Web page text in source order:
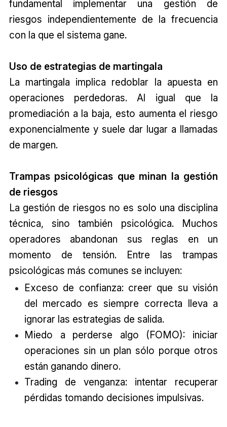
fundamental implementar una gestión de
riesgos independientemente de la frecuencia
con la que el sistema gane.
Uso de estrategias de martingala
La martingala implica redoblar la apuesta en
operaciones perdedoras. Al igual que la
promediación a la baja, esto aumenta el riesgo
exponencialmente y suele dar lugar a llamadas
de margen.
Trampas psicológicas que minan la gestión
de riesgos
La gestión de riesgos no es solo una disciplina
técnica, sino también psicológica. Muchos
operadores abandonan sus reglas en un
momento de tensión. Entre las trampas
psicológicas más comunes se incluyen:
Exceso de confianza: creer que su visión
del mercado es siempre correcta lleva a
ignorar las estrategias de salida.
Miedo a perderse algo (FOMO): iniciar
operaciones sin un plan sólo porque otros
están ganando dinero.
Trading de venganza: intentar recuperar
pérdidas tomando decisiones impulsivas.